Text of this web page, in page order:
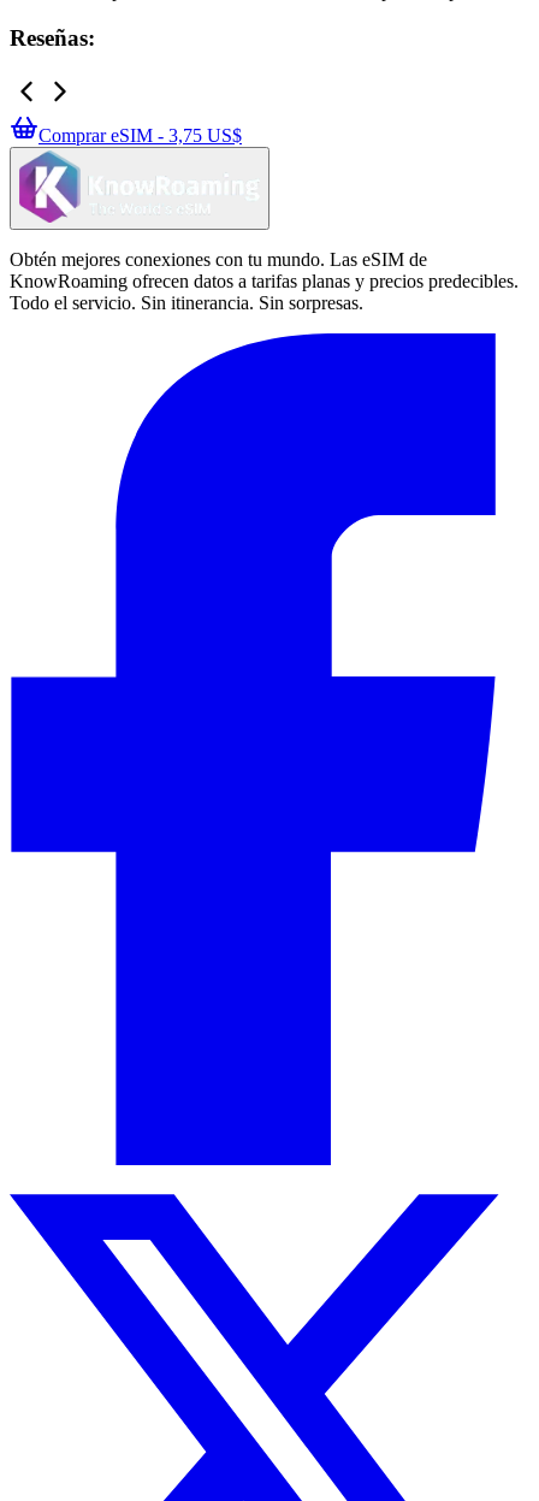
Reseñas:
Comprar eSIM - 3,75 US$
Obtén mejores conexiones con tu mundo. Las eSIM de
KnowRoaming ofrecen datos a tarifas planas y precios predecibles.
Todo el servicio. Sin itinerancia. Sin sorpresas.